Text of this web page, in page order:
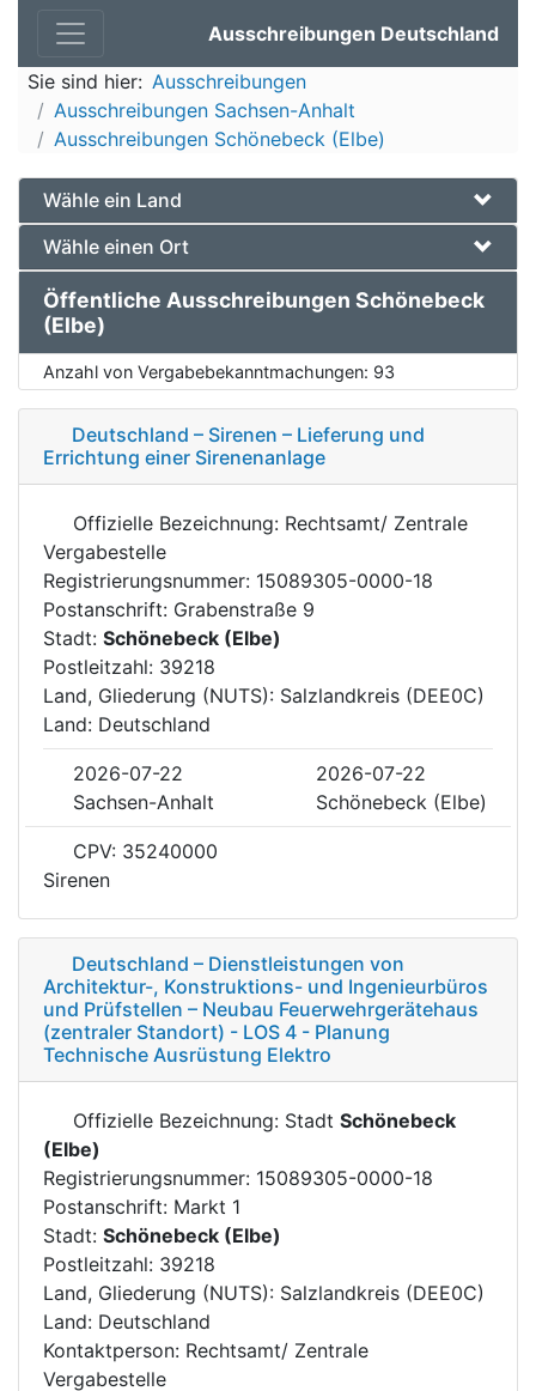
Ausschreibungen Deutschland
Sie sind hier: Ausschreibungen
Ausschreibungen Sachsen-Anhalt
Ausschreibungen Schönebeck (Elbe)
Wähle ein Land
Wähle einen Ort
Öffentliche Ausschreibungen Schönebeck
(Elbe)
Anzahl von Vergabebekanntmachungen: 93
Deutschland – Sirenen – Lieferung und
Errichtung einer Sirenenanlage
Offizielle Bezeichnung: Rechtsamt/ Zentrale
Vergabestelle
Registrierungsnummer: 15089305-0000-18
Postanschrift: Grabenstraße 9
Stadt: Schönebeck (Elbe)
Postleitzahl: 39218
Land, Gliederung (NUTS): Salzlandkreis (DEE0C)
Land: Deutschland
2026-07-22
2026-07-22
Sachsen-Anhalt
Schönebeck (Elbe)
CPV: 35240000
Sirenen
Deutschland – Dienstleistungen von
Architektur-, Konstruktions- und Ingenieurbüros
und Prüfstellen – Neubau Feuerwehrgerätehaus
(zentraler Standort) - LOS 4 - Planung
Technische Ausrüstung Elektro
Offizielle Bezeichnung: Stadt Schönebeck
(Elbe)
Registrierungsnummer: 15089305-0000-18
Postanschrift: Markt 1
Stadt: Schönebeck (Elbe)
Postleitzahl: 39218
Land, Gliederung (NUTS): Salzlandkreis (DEE0C)
Land: Deutschland
Kontaktperson: Rechtsamt/ Zentrale
Vergabestelle